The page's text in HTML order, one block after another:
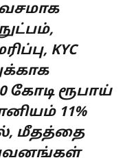
KYC
கோடி ரூபாய்
11%
மீதத்தை